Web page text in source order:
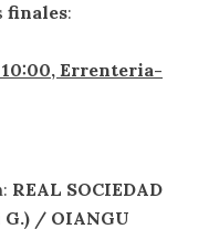
finales:
Errenteria-
REAL SOCIEDAD
/ OIANGU